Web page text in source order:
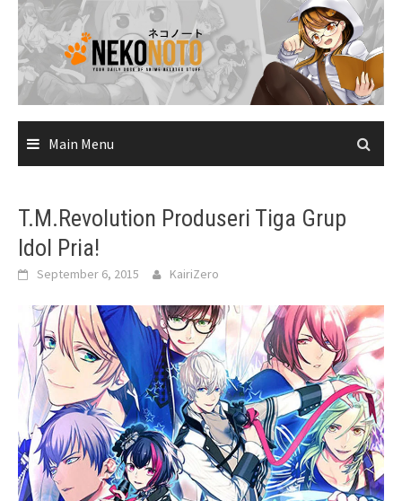
Skip
content
Main Menu
T.M.Revolution Produseri Tiga Grup
Idol Pria!
September 6, 2015 KairiZero